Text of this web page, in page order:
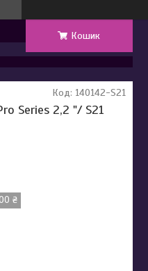
Кошик
Series 2,2 "/ S21
Код: 140142-S21
₴